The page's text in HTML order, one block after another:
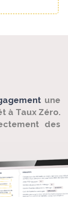
une
à Taux Zéro.
des